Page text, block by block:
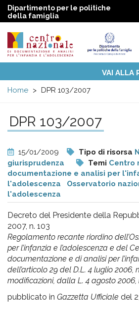
Dipartimento per le politiche
della famiglia
Centro
nazionale
di
e
analisi
pr
l'infanzia
e
menu
Temi
Attività
Convenzione ONUVAI ALLA
Home
DPR 103/2007
DPR 103/2007
15/01/2009 Tipo di risorsa
giurisprudenza
Temi Centro
documentazione e analisi per
l'adolescenza
Osservatorio
l'adolescenza
Decreto del Presidente della
2007, n. 103
Regolamento recante riordino
per l’infanzia e l’adolescenza e del
documentazione e di analisi per
dell’articolo 29 del D.L. 4 luglio 2006,
modificazioni, dalla L. 4 agosto 2006,
pubblicato in Gazzetta Ufficiale del